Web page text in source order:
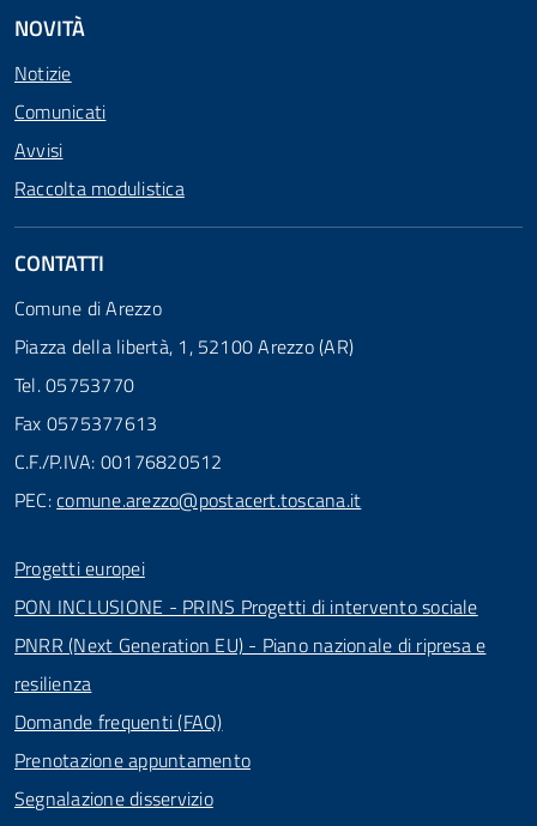
NOVITÀ
Notizie
Comunicati
Avvisi
Raccolta modulistica
CONTATTI
Comune di Arezzo
Piazza della libertà, 1, 52100 Arezzo (AR)
Tel. 05753770
Fax 0575377613
C.F./P.IVA: 00176820512
PEC:comune.arezzo@postacert.toscana.it
Progetti europei
PON INCLUSIONE - PRINS Progetti di intervento sociale
PNRR (Next Generation EU) - Piano nazionale di ripresa e
resilienza
Domande frequenti (FAQ)
Prenotazione appuntamento
Segnalazione disservizio